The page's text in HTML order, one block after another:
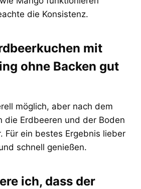
die Konsistenz.
mit
ohne Backen gut
möglich, aber nach dem
die Erdbeeren und der Boden
Für ein bestes Ergebnis lieber
schnell genießen.
ich, dass der